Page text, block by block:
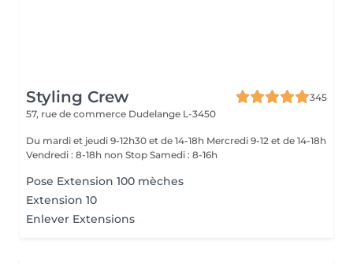
Styling Crew
345
57, rue de commerce Dudelange L-3450
Du mardi et jeudi 9-12h30 et de 14-18h Mercredi 9-12 et de 14-18h
Vendredi : 8-18h non Stop Samedi : 8-16h
Pose Extension 100 mèches
Extension 10
Enlever Extensions